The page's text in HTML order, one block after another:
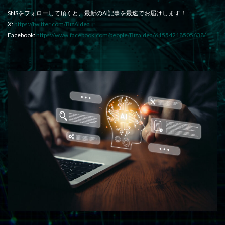
SNSをフォローして頂くと、最新のAI記事を最速でお届けします！
X: https://twitter.com/BizAIdea
Facebook: https://www.facebook.com/people/Bizaidea/61554218505638/